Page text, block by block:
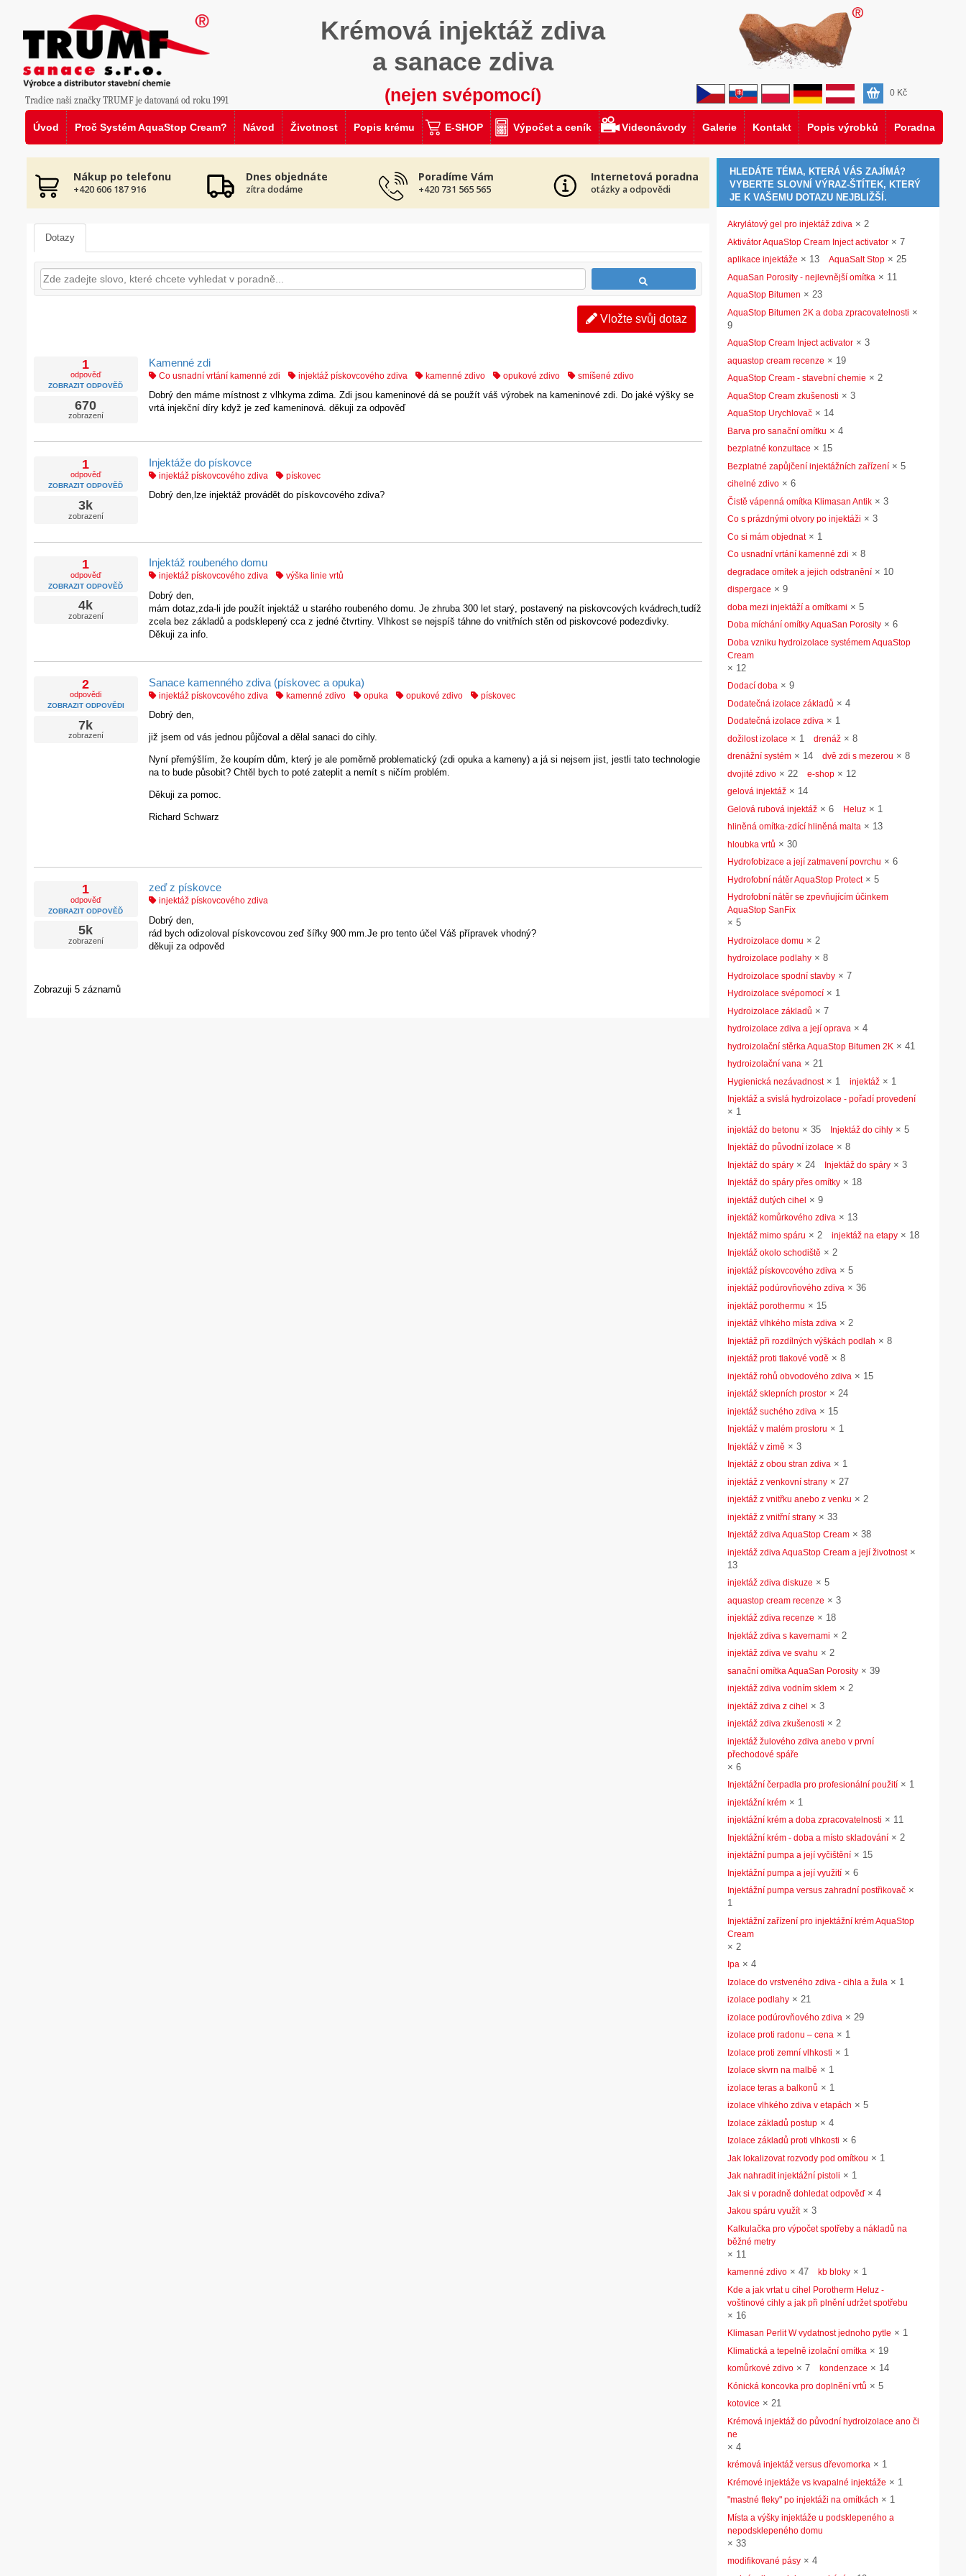
Úvod Proč Systém AquaStop Cream? Návod Životnost Popis krému E-SHOP Výpočet a ceník Videonávody Galerie Kontakt Popis výrobků Poradna
Tradice naší značky TRUMF je datovaná od roku 1991
0 Kč
Krémová injektáž zdiva
a sanace zdiva
(nejen svépomocí)
Nákup po telefonu
+420 606 187 916
Dnes objednáte
zítra dodáme
Poradíme Vám
+420 731 565 565
Internetová poradna
otázky a odpovědi
Dotazy
Vložte svůj dotaz
1
odpověď
ZOBRAZIT ODPOVĚĎ
670
zobrazení
Kamenné zdi
Co usnadní vrtání kamenné zdi injektáž pískovcového zdiva kamenné zdivo opukové zdivo smíšené zdivo
Dobrý den máme místnost z vlhkyma zdima. Zdi jsou kameninové dá se použít váš výrobek na kameninové zdi. Do jaké výšky se
vrtá injekční díry když je zeď kameninová. děkuji za odpověď
1
odpověď
ZOBRAZIT ODPOVĚĎ
3k
zobrazení
Injektáže do pískovce
injektáž pískovcového zdiva pískovec
Dobrý den,lze injektáž provádět do pískovcového zdiva?
1
odpověď
ZOBRAZIT ODPOVĚĎ
4k
zobrazení
Injektáž roubeného domu
injektáž pískovcového zdiva výška linie vrtů
Dobrý den,
mám dotaz,zda-li jde použít injektáž u starého roubeného domu. Je zhruba 300 let starý, postavený na piskovcových kvádrech,tudíž
zcela bez základů a podsklepený cca z jedné čtvrtiny. Vlhkost se nejspíš táhne do vnitřních stěn od piskovcové podezdivky.
Děkuji za info.
2
odpovědi
ZOBRAZIT ODPOVĚDI
7k
zobrazení
Sanace kamenného zdiva (pískovec a opuka)
injektáž pískovcového zdiva kamenné zdivo opuka opukové zdivo pískovec
Dobrý den,
již jsem od vás jednou půjčoval a dělal sanaci do cihly.
Nyní přemýšlím, že koupím dům, který je ale poměrně problematický (zdi opuka a kameny) a já si nejsem jist, jestli tato technologie
na to bude působit? Chtěl bych to poté zateplit a nemít s ničím problém.
Děkuji za pomoc.
Richard Schwarz
1
odpověď
ZOBRAZIT ODPOVĚĎ
5k
zobrazení
zeď z pískovce
injektáž pískovcového zdiva
Dobrý den,
rád bych odizoloval pískovcovou zeď šířky 900 mm.Je pro tento účel Váš přípravek vhodný?
děkuji za odpověd
Zobrazuji 5 záznamů
HLEDÁTE TÉMA, KTERÁ VÁS ZAJÍMÁ?
VYBERTE SLOVNÍ VÝRAZ-ŠTÍTEK, KTERÝ
JE K VAŠEMU DOTAZU NEJBLIŽŠÍ.
Akrylátový gel pro injektáž zdiva × 2
Aktivátor AquaStop Cream Inject activator × 7
aplikace injektáže × 13 AquaSalt Stop × 25
AquaSan Porosity - nejlevnější omítka × 11
AquaStop Bitumen × 23
AquaStop Bitumen 2K a doba zpracovatelnosti ×
9
AquaStop Cream Inject activator × 3
aquastop cream recenze × 19
AquaStop Cream - stavební chemie × 2
AquaStop Cream zkušenosti × 3
AquaStop Urychlovač × 14
Barva pro sanační omítku × 4
bezplatné konzultace × 15
Bezplatné zapůjčení injektážních zařízení × 5
cihelné zdivo × 6
Čistě vápenná omítka Klimasan Antik × 3
Co s prázdnými otvory po injektáži × 3
Co si mám objednat× 1
Co usnadní vrtání kamenné zdi × 8
degradace omítek a jejich odstranění × 10
dispergace × 9
doba mezi injektáží a omítkami × 5
Doba míchání omítky AquaSan Porosity × 6
Doba vzniku hydroizolace systémem AquaStop
Cream
× 12
Dodací doba × 9
Dodatečná izolace základů × 4
Dodatečná izolace zdiva × 1
dožilost izolace × 1 drenáž × 8
drenážní systém × 14 dvě zdi s mezerou × 8
dvojité zdivo × 22 e-shop × 12
gelová injektáž × 14
Gelová rubová injektáž × 6 Heluz × 1
hliněná omítka-zdící hliněná malta × 13
hloubka vrtů × 30
Hydrofobizace a její zatmavení povrchu × 6
Hydrofobní nátěr AquaStop Protect× 5
Hydrofobní nátěr se zpevňujícím účinkem
AquaStop SanFix
× 5
Hydroizolace domu × 2
hydroizolace podlahy × 8
Hydroizolace spodní stavby × 7
Hydroizolace svépomocí × 1
Hydroizolace základů × 7
hydroizolace zdiva a její oprava × 4
hydroizolační stěrka AquaStop Bitumen 2K × 41
hydroizolační vana × 21
Hygienická nezávadnost× 1 injektáž × 1
Injektáž a svislá hydroizolace - pořadí provedení
× 1
injektáž do betonu × 35 Injektáž do cihly × 5
Injektáž do původní izolace × 8
Injektáž do spáry × 24 Injektáž do spáry × 3
Injektáž do spáry přes omítky × 18
injektáž dutých cihel × 9
injektáž komůrkového zdiva × 13
Injektáž mimo spáru × 2 injektáž na etapy × 18
Injektáž okolo schodiště × 2
injektáž pískovcového zdiva × 5
injektáž podúrovňového zdiva × 36
injektáž porothermu × 15
injektáž vlhkého místa zdiva × 2
Injektáž při rozdílných výškách podlah × 8
injektáž proti tlakové vodě × 8
injektáž rohů obvodového zdiva × 15
injektáž sklepních prostor × 24
injektáž suchého zdiva × 15
Injektáž v malém prostoru × 1
Injektáž v zimě × 3
Injektáž z obou stran zdiva × 1
injektáž z venkovní strany × 27
injektáž z vnitřku anebo z venku × 2
injektáž z vnitřní strany × 33
Injektáž zdiva AquaStop Cream × 38
injektáž zdiva AquaStop Cream a její životnost×
13
injektáž zdiva diskuze × 5
aquastop cream recenze × 3
injektáž zdiva recenze × 18
Injektáž zdiva s kavernami × 2
injektáž zdiva ve svahu × 2
sanační omítka AquaSan Porosity × 39
injektáž zdiva vodním sklem × 2
injektáž zdiva z cihel × 3
injektáž zdiva zkušenosti × 2
injektáž žulového zdiva anebo v první
přechodové spáře
× 6
Injektážní čerpadla pro profesionální použití × 1
injektážní krém × 1
injektážní krém a doba zpracovatelnosti × 11
Injektážní krém - doba a místo skladování × 2
injektážní pumpa a její vyčištění × 15
Injektážní pumpa a její využití × 6
Injektážní pumpa versus zahradní postřikovač ×
1
Injektážní zařízení pro injektážní krém AquaStop
Cream
× 2
Ipa × 4
Izolace do vrstveného zdiva - cihla a žula × 1
izolace podlahy × 21
izolace podúrovňového zdiva × 29
izolace proti radonu – cena × 1
Izolace proti zemní vlhkosti × 1
Izolace skvrn na malbě × 1
izolace teras a balkonů × 1
izolace vlhkého zdiva v etapách × 5
Izolace základů postup × 4
Izolace základů proti vlhkosti × 6
Jak lokalizovat rozvody pod omítkou × 1
Jak nahradit injektážní pistoli × 1
Jak si v poradně dohledat odpověď× 4
Jakou spáru využít× 3
Kalkulačka pro výpočet spotřeby a nákladů na
běžné metry
× 11
kamenné zdivo × 47 kb bloky × 1
Kde a jak vrtat u cihel Porotherm Heluz -
voštinové cihly a jak při plnění udržet spotřebu
× 16
Klimasan Perlit W vydatnost jednoho pytle × 1
Klimatická a tepelně izolační omítka × 19
komůrkové zdivo × 7 kondenzace × 14
Kónická koncovka pro doplnění vrtů × 5
kotovice × 21
Krémová injektáž do původní hydroizolace ano či
ne
× 4
krémová injektáž versus dřevomorka × 1
Krémové injektáže vs kvapalné injektáže × 1
"mastné fleky" po injektáži na omítkách × 1
Místa a výšky injektáže u podsklepeného a
nepodsklepeného domu
× 33
modifikované pásy × 4